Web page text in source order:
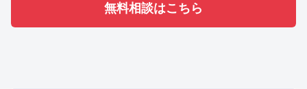
無料相談はこちら